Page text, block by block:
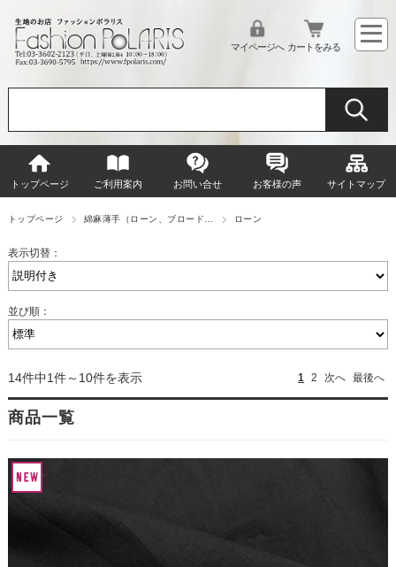
マイページへ カートをみる
トップページ ご利用案内 お問い合せ お客様の声 サイトマップ
トップページ 綿麻薄手（ローン、ブロード… ローン
表示切替：
並び順：
14件中1件～10件を表示 1 2 次へ 最後へ
商品一覧